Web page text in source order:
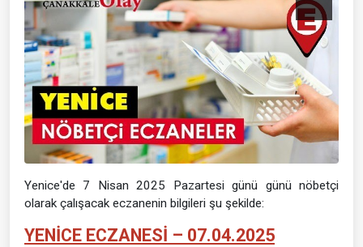
Yenice'de 7 Nisan 2025 Pazartesi günü günü nöbetçi
olarak çalışacak eczanenin bilgileri şu şekilde:
YENİCE ECZANESİ – 07.04.2025